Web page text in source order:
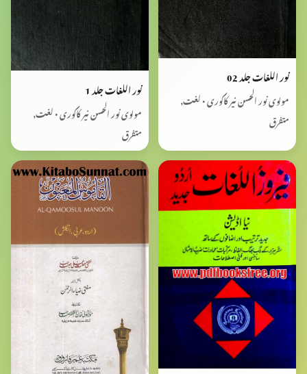
نور اللغات جلد 02
مولوی نور الحسن نیر کاکوری • لغت,
متفرق
نور اللغات جلد 1
مولوی نور الحسن نیر کاکوری • لغت,
متفرق